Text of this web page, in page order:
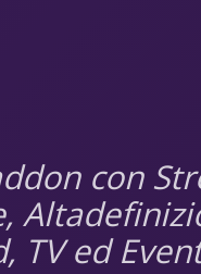
con
TV ed